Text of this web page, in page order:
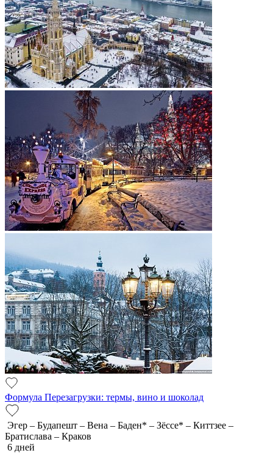
Формула Перезагрузки: термы, вино и шоколад
Эгер – Будапешт – Вена – Баден* – Зёссе* – Киттзее –
Братислава – Краков
6 дней